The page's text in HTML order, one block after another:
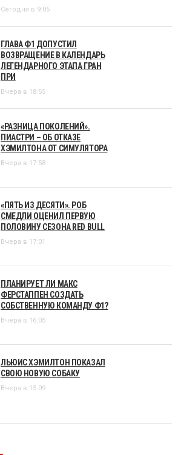
Сегодня в 9:05
ГЛАВА Ф1 ДОПУСТИЛ
ВОЗВРАЩЕНИЕ В КАЛЕНДАРЬ
ЛЕГЕНДАРНОГО ЭТАПА ГРАН
ПРИ
Вчера в 18:55
«РАЗНИЦА ПОКОЛЕНИЙ».
ПИАСТРИ – ОБ ОТКАЗЕ
ХЭМИЛТОНА ОТ СИМУЛЯТОРА
Вчера в 17:58
«ПЯТЬ ИЗ ДЕСЯТИ». РОБ
СМЕДЛИ ОЦЕНИЛ ПЕРВУЮ
ПОЛОВИНУ СЕЗОНА RED BULL
Вчера в 17:01
ПЛАНИРУЕТ ЛИ МАКС
ФЕРСТАППЕН СОЗДАТЬ
СОБСТВЕННУЮ КОМАНДУ Ф1?
Вчера в 16:05
ЛЬЮИС ХЭМИЛТОН ПОКАЗАЛ
СВОЮ НОВУЮ СОБАКУ
Вчера в 15:09